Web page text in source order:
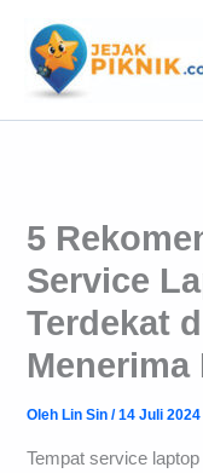
konten
5
Service
Terdekat
Menerima
Oleh Lin Sin/14 Juli 2024
Tempat service